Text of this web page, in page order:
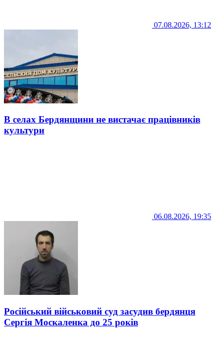
07.08.2026, 13:12
В селах Бердянщини не вистачає працівників
культури
06.08.2026, 19:35
Російський військовий суд засудив бердянця
Сергія Москаленка до 25 років